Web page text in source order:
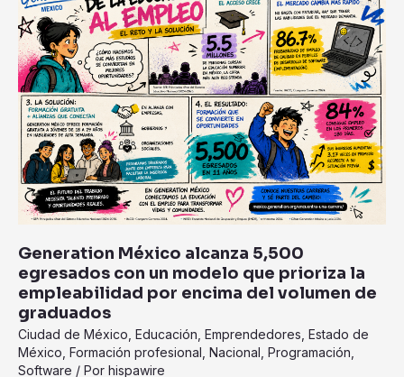
Generation México alcanza 5,500
egresados con un modelo que prioriza la
empleabilidad por encima del volumen de
graduados
Ciudad de México Educación Emprendedores Estado de
México Formación profesional Nacional Programación
Software / Por hispawire
México
alcanza
5,500
egresados
con
un
modelo
que
prioriza
la
empleabilidad
encima
del
volumen
de
graduados